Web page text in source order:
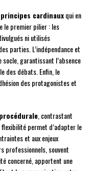
principes cardinauxqui en
le premier pilier : les
ni utilisés
parties. L’indépendance et
garantissant l’absence
des débats. Enfin, le
des protagonistes et
, contrastant
permet d’adapter le
et aux enjeux
professionnels, souvent
concerné, apportent une